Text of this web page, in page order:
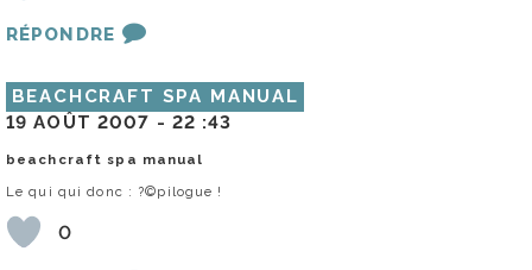
RÉPONDRE
BEACHCRAFT SPA MANUAL
19 AOÛT 2007 - 22 :43
beachcraft spa manual
Le qui qui donc : ?©pilogue !
0